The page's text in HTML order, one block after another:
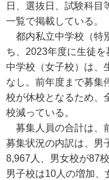
日、選抜日、試験科目
一覧で掲載している。
都内私立中学校（特
ち、2023年度に生徒
中学校（女子校）は、
なし。前年度まで募集
校が休校となるため、
校減っている。
募集人員の合計は、
募集状況の内訳は、男
8,967人、男女校が87
男子校は10人の増加、